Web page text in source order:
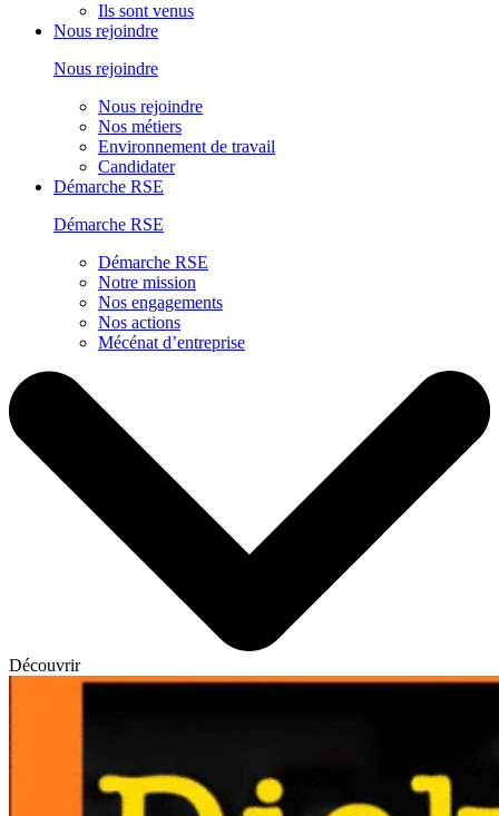
Ils sont venus
Nous rejoindre
Nous rejoindre
Nous rejoindre
Nos métiers
Environnement de travail
Candidater
Démarche RSE
Démarche RSE
Démarche RSE
Notre mission
Nos engagements
Nos actions
Mécénat d’entreprise
Découvrir